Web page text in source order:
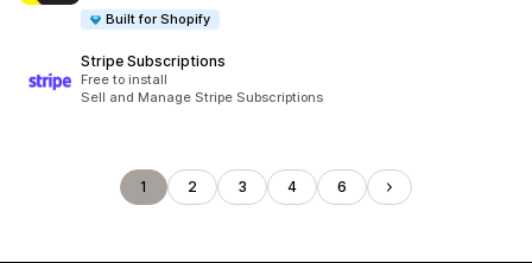
Built for Shopify
Stripe Subscriptions
Free to install
Sell and Manage Stripe Subscriptions
1 2 3 4 6